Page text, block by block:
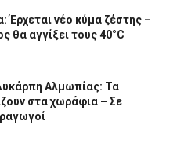
Έρχεται νέο κύμα ζέστης –
θα αγγίξει τους 40°C
Αλμωπίας: Τα
στα χωράφια – Σε